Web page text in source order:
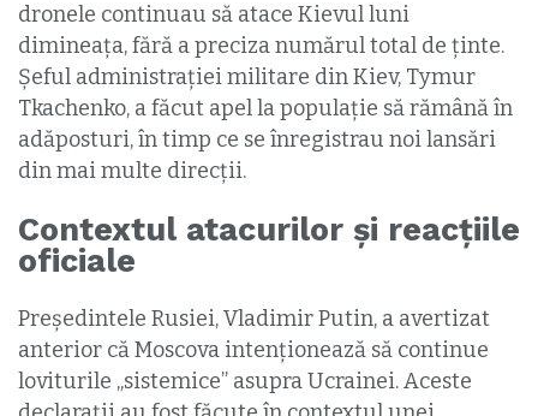
dronele continuau să atace Kievul luni
dimineața, fără a preciza numărul total de ținte.
Șeful administrației militare din Kiev, Tymur
Tkachenko, a făcut apel la populație să rămână în
adăposturi, în timp ce se înregistrau noi lansări
din mai multe direcții.
Contextul atacurilor și reacțiile
oficiale
Președintele Rusiei, Vladimir Putin, a avertizat
anterior că Moscova intenționează să continue
loviturile „sistemice” asupra Ucrainei. Aceste